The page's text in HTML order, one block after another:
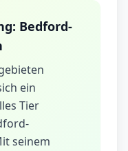
Bedford-
ein
Tier
seinem